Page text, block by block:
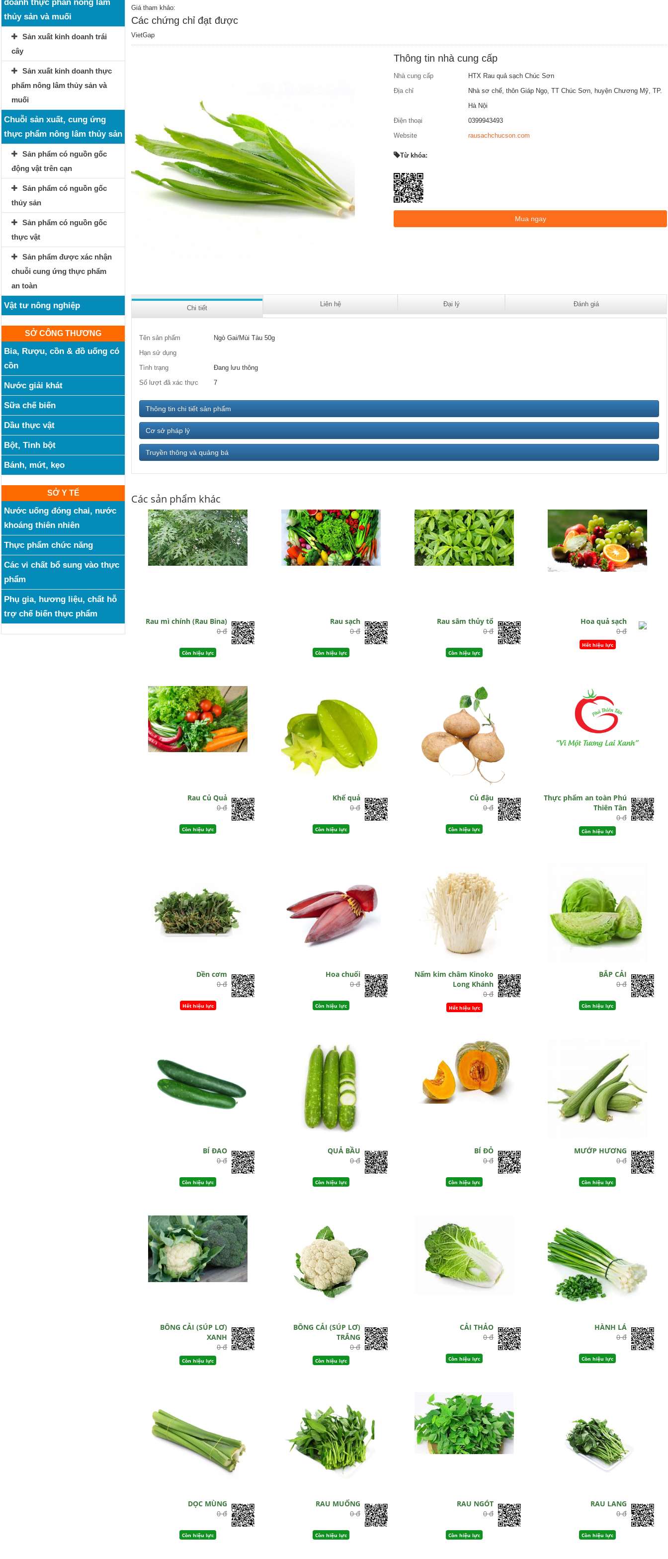
doanh thực phẩn nông lâm
thủy sản và muối
Sản xuất kinh doanh trái
cây
Sản xuất kinh doanh thực
phẩm nông lâm thủy sản và
muối
Chuỗi sản xuất, cung ứng
thực phẩm nông lâm thủy sản
Sản phẩm có nguồn gốc
động vật trên cạn
Sản phẩm có nguồn gốc
thủy sản
Sản phẩm có nguồn gốc
thực vật
Sản phẩm được xác nhận
chuỗi cung ứng thực phẩm
an toàn
Vật tư nông nghiệp
SỞ CÔNG THƯƠNG
Bia, Rượu, cồn & đồ uống có
cồn
Nước giải khát
Sữa chế biến
Dầu thực vật
Bột, Tinh bột
Bánh, mứt, kẹo
SỞ Y TẾ
Nước uống đóng chai, nước
khoáng thiên nhiên
Thực phẩm chức năng
Các vi chất bổ sung vào thực
phẩm
Phụ gia, hương liệu, chất hỗ
trợ chế biến thực phẩm
Giá tham khảo:
Các chứng chỉ đạt được
VietGap
Thông tin nhà cung cấp
Nhà cung cấp
HTX Rau quả sạch Chúc Sơn
Địa chỉ
Nhà sơ chế, thôn Giáp Ngọ, TT Chúc Sơn, huyện Chương Mỹ, TP.
Hà Nội
Điện thoại
0399943493
Website
rausachchucson.com
Từ khóa:
Chi tiết
Liên hệ Đại lý Đánh giá
Tên sản phẩm
Ngò Gai/Mùi Tàu 50g
Hạn sử dụng
Tình trạng
Đang lưu thông
Số lượt đã xác thực
7
Thông tin chi tiết sản phẩm
Cơ sở pháp lý
Truyền thông và quảng bá
Các sản phẩm khác
Rau mì chính (Rau Bina)
0 đ
Còn hiệu lực
Rau sạch
0 đ
Còn hiệu lực
Rau sâm thủy tổ
0 đ
Còn hiệu lực
Hoa quả sạch
0 đ
Hết hiệu lực
Rau Củ Quả
0 đ
Còn hiệu lực
Khế quả
0 đ
Còn hiệu lực
Củ đậu
0 đ
Còn hiệu lực
Thực phẩm an toàn Phú
Thiên Tân
0 đ
Còn hiệu lực
Dền cơm
0 đ
Hết hiệu lực
Hoa chuối
0 đ
Còn hiệu lực
Nấm kim châm Kinoko
Long Khánh
0 đ
Hết hiệu lực
BẮP CẢI
0 đ
Còn hiệu lực
BÍ ĐAO
0 đ
Còn hiệu lực
QUẢ BẦU
0 đ
Còn hiệu lực
BÍ ĐỎ
0 đ
Còn hiệu lực
MƯỚP HƯƠNG
0 đ
Còn hiệu lực
BÔNG CẢI (SÚP LƠ)
XANH
0 đ
Còn hiệu lực
BÔNG CẢI (SÚP LƠ)
TRẮNG
0 đ
Còn hiệu lực
CẢI THẢO
0 đ
Còn hiệu lực
HÀNH LÁ
0 đ
Còn hiệu lực
DỌC MÙNG
0 đ
Còn hiệu lực
RAU MUỐNG
0 đ
Còn hiệu lực
RAU NGÓT
0 đ
Còn hiệu lực
RAU LANG
0 đ
Còn hiệu lực